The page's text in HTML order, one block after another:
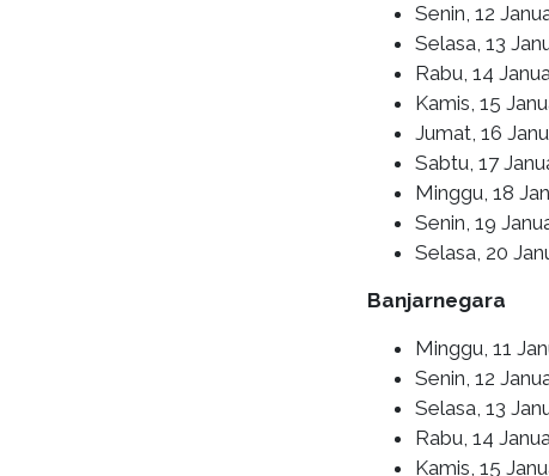
Senin, 12
Selasa, 13
Rabu, 14
Kamis, 15
Jumat, 16
Sabtu, 17
Minggu, 18
Senin, 19
Selasa, 20
Banjarnegara
Minggu, 11
Senin, 12
Selasa, 13
Rabu, 14
Kamis, 15